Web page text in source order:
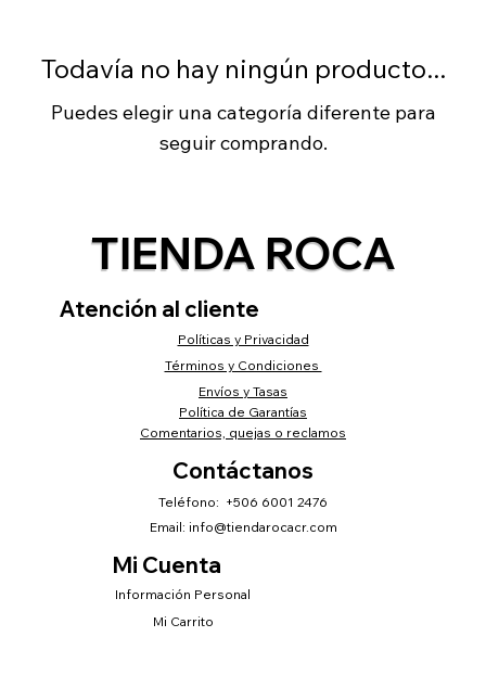
Todavía no hay ningún producto...
Puedes elegir una categoría diferente para
seguir comprando.
TIENDA ROCA
Atención al cliente
Políticas y Privacidad
Términos y Condiciones
Envíos y Tasas
Política de Garantías
Comentarios, quejas o reclamos
Mi Cuenta
Información Personal
Mi Carrito
Contáctanos
Teléfono: +506 6001 2476
Email: info@tiendarocacr.com